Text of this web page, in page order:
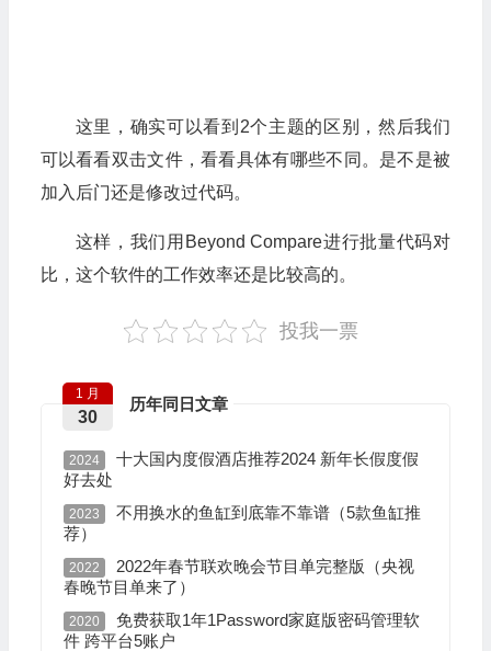
这里，确实可以看到2个主题的区别，然后我们
可以看看双击文件，看看具体有哪些不同。是不是被
加入后门还是修改过代码。
这样，我们用Beyond Compare进行批量代码对
比，这个软件的工作效率还是比较高的。
投我一票
历年同日文章
1 月
30
2024
十大国内度假酒店推荐2024 新年长假度假
好去处
2023
不用换水的鱼缸到底靠不靠谱（5款鱼缸推
荐）
2022
2022年春节联欢晚会节目单完整版（央视
春晚节目单来了）
2020
免费获取1年1Password家庭版密码管理软
件 跨平台5账户